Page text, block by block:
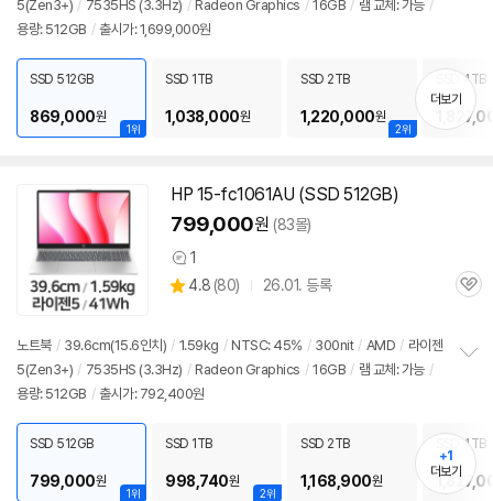
5(Zen3+) / 7535HS (3.3Hz) / Radeon Graphics / 16GB / 램 교체: 가능 /
용량: 512GB / 출시가: 1,699,000원
치
기
1위
SSD 512GB
869,000원
SSD 1TB
1,038,000원
2위
SSD 2TB
1,220,000원
SSD 4TB
더보기
HP 15-fc1061AU (SSD 512GB)
799,000원 (83몰)
상
품
1
별
4.8 (상
뷰
80) 26.01. 등록
관
노트북 / 39.6cm(15.6인치) / 1.59kg / NTSC: 45% / 300nit / AMD / 라이젠
5(Zen3+) / 7535HS (3.3Hz) / Radeon Graphics / 16GB / 램 교체: 가능 /
용량: 512GB / 출시가: 792,400원
치
기
1위
SSD 512GB
799,000원
2위
SSD 1TB
998,740원
SSD 2TB
1,168,900원
SSD 4TB
+1
더보기